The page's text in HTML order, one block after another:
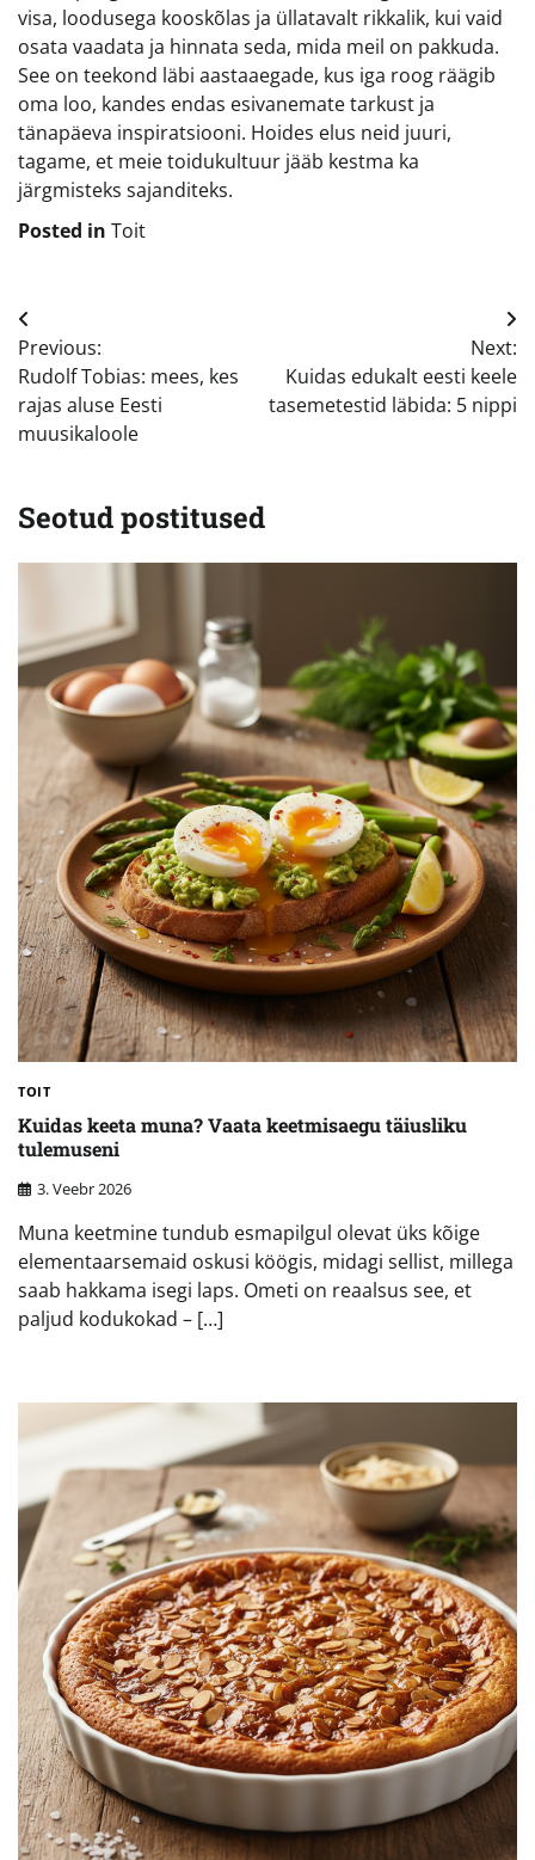
visa, loodusega kooskõlas ja üllatavalt rikkalik, kui vaid
osata vaadata ja hinnata seda, mida meil on pakkuda.
See on teekond läbi aastaaegade, kus iga roog räägib
oma loo, kandes endas esivanemate tarkust ja
tänapäeva inspiratsiooni. Hoides elus neid juuri,
tagame, et meie toidukultuur jääb kestma ka
järgmisteks sajanditeks.
Posted in Toit
Navigeerimine
Previous:
Rudolf Tobias: mees, kes
rajas aluse Eesti
muusikaloole
Next:
Kuidas edukalt eesti keele
tasemetestid läbida: 5 nippi
Seotud postitused
TOIT
Kuidas keeta muna? Vaata keetmisaegu täiusliku
tulemuseni
3. Veebr 2026
Muna keetmine tundub esmapilgul olevat üks kõige
elementaarsemaid oskusi köögis, midagi sellist, millega
saab hakkama isegi laps. Ometi on reaalsus see, et
paljud kodukokad – […]